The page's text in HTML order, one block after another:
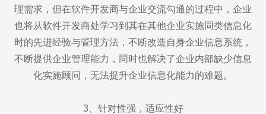
理需求，但在软件开发商与企业交流勾通的过程中，企业
也将从软件开发商处学习到其在其他企业实施同类信息化
时的先进经验与管理方法，不断改造自身企业信息系统，
不断提供企业管理能力，同时也解决了企业内部缺少信息
化实施顾问，无法提升企业信息化能力的难题。
3、针对性强，适应性好